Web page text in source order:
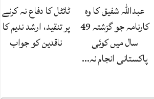
عبداللہ شفیق کا وہ
کارنامہ جو گزشتہ 49
سال میں کوئی
پاکستانی انجام نہ…
ٹائٹل کا دفاع نہ کرنے
پر تنقید، ارشد ندیم کا
ناقدین کو جواب